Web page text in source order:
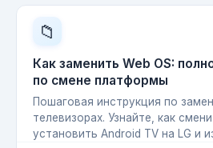
📁
Как заменить Web OS:
по смене платформы
Пошаговая инструкция по
телевизорах. Узнайте, как
установить Android TV на LG и